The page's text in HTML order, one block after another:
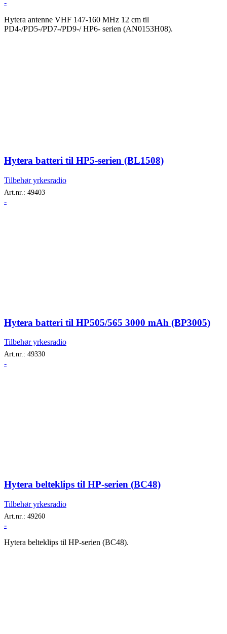
-
Hytera antenne VHF 147-160 MHz 12 cm til
PD4-/PD5-/PD7-/PD9-/ HP6- serien (AN0153H08).
Hytera batteri til HP5-serien (BL1508)
Tilbehør yrkesradio
Art.nr.: 49403
-
Hytera batteri til HP505/565 3000 mAh (BP3005)
Tilbehør yrkesradio
Art.nr.: 49330
-
Hytera belteklips til HP-serien (BC48)
Tilbehør yrkesradio
Art.nr.: 49260
-
Hytera belteklips til HP-serien (BC48).